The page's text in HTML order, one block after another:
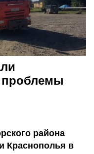
проблемы
района
Краснополья в